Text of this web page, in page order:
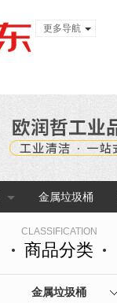
更多导航
金属垃圾桶
CLASSIFICATION
商品分类
金属垃圾桶